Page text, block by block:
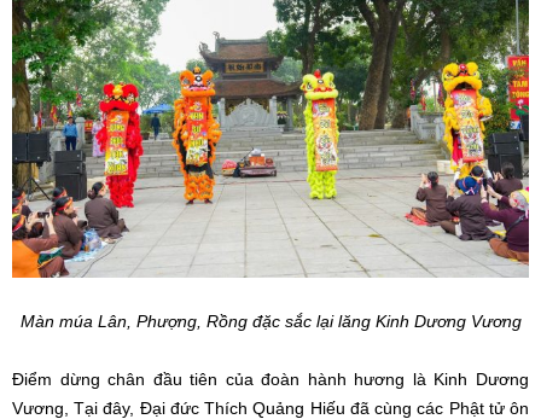
Màn múa Lân, Phượng, Rồng đặc sắc lại lăng Kinh Dương Vương
Điểm dừng chân đầu tiên của đoàn hành hương là Kinh Dương
Vương, Tại đây, Đại đức Thích Quảng Hiếu đã cùng các Phật tử ôn